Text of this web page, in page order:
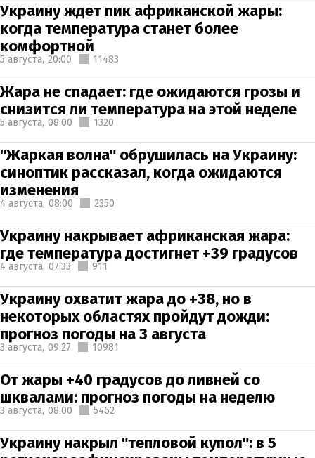
Украину ждет пик африканской жары:
когда температура станет более
комфортной
5 августа, 20:00 11483
Жара не спадает: где ожидаются грозы и
снизится ли температура на этой неделе
5 августа, 08:00 1320
"Жаркая волна" обрушилась на Украину:
синоптик рассказал, когда ожидаются
изменения
4 августа, 08:00 2350
Украину накрывает африканская жара:
где температура достигнет +39 градусов
4 августа, 07:33 911
Украину охватит жара до +38, но в
некоторых областях пройдут дожди:
прогноз погоды на 3 августа
3 августа, 09:27 10981
От жары +40 градусов до ливней со
шквалами: прогноз погоды на неделю
3 августа, 08:00 5462
Украину накрыл "тепловой купол": в 5